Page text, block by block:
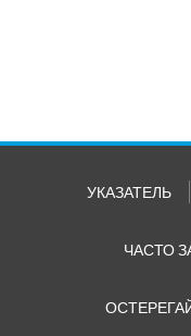
УКАЗАТЕЛЬ
ЧАСТО